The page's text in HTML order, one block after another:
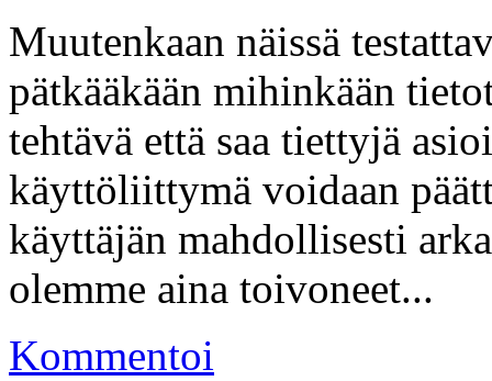
Muutenkaan näissä
pätkääkään mihinkään
tehtävä että saa tiettyjä
käyttöliittymä voidaan
käyttäjän mahdollisesti
olemme aina toivoneet...
Kommentoi